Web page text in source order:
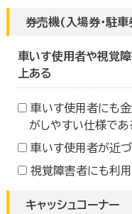
券売機(入場券・駐
車いす使用者や視覚
上ある
車いす使用者にも
がしやすい仕様であ
車いす使用者が近
視覚障害者にも利
キャッシュコーナー